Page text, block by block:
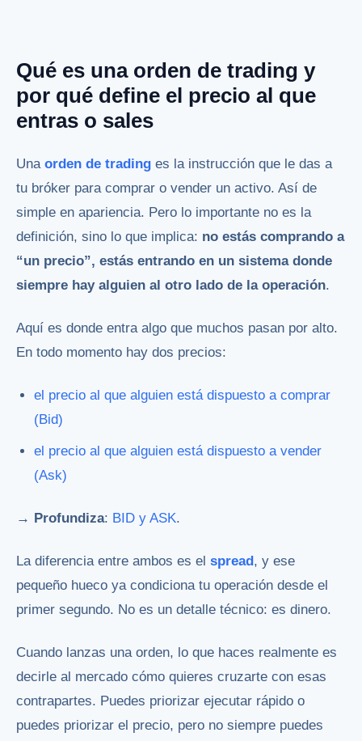
Qué es una orden de trading y
por qué define el precio al que
entras o sales
Una orden de trading es la instrucción que le das a
tu bróker para comprar o vender un activo. Así de
simple en apariencia. Pero lo importante no es la
definición, sino lo que implica: no estás comprando a
“un precio”, estás entrando en un sistema donde
siempre hay alguien al otro lado de la operación.
Aquí es donde entra algo que muchos pasan por alto.
En todo momento hay dos precios:
el precio al que alguien está dispuesto a comprar
(Bid)
el precio al que alguien está dispuesto a vender
(Ask)
→ Profundiza: BID y ASK.
La diferencia entre ambos es el spread , y ese
pequeño hueco ya condiciona tu operación desde el
primer segundo. No es un detalle técnico: es dinero.
Cuando lanzas una orden, lo que haces realmente es
decirle al mercado cómo quieres cruzarte con esas
contrapartes. Puedes priorizar ejecutar rápido o
puedes priorizar el precio, pero no siempre puedes